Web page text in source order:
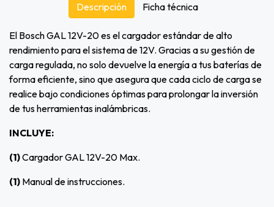
El Bosch GAL 12V-20 es el cargador estándar de alto
rendimiento para el sistema de 12V. Gracias a su gestión de
carga regulada, no solo devuelve la energía a tus baterías de
forma eficiente, sino que asegura que cada ciclo de carga se
realice bajo condiciones óptimas para prolongar la inversión
de tus herramientas inalámbricas.
INCLUYE:
(1)Cargador GAL 12V-20 Max.
(1) Manual de instrucciones.
Descripción Ficha técnica